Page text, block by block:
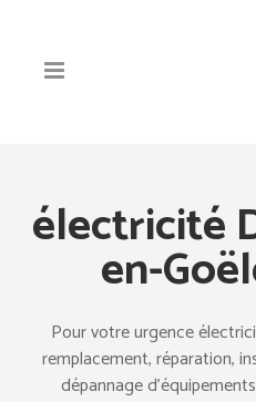
électricité
en-
Pour votre urgence
remplacement, réparation,
dépannage